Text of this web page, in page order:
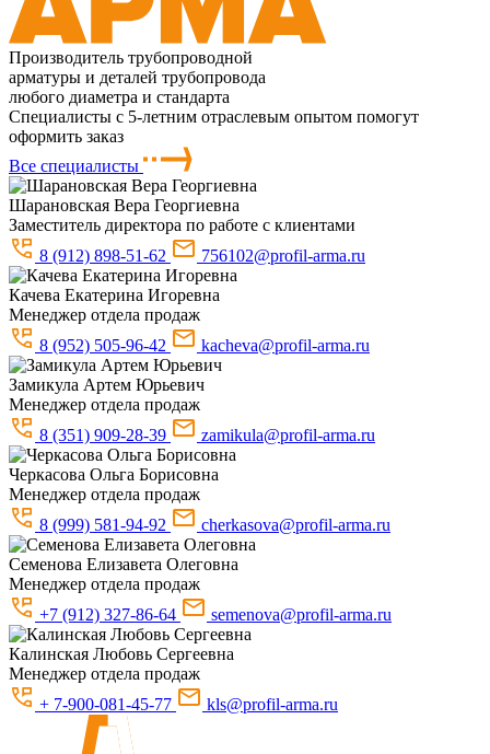
Производитель трубопроводной
арматуры и деталей трубопровода
любого диаметра и стандарта
Специалисты с 5-летним отраслевым опытом помогут
оформить заказ
Все специалисты
Шарановская Вера Георгиевна
Заместитель директора по работе с клиентами
8 (912) 898-51-62
756102@profil-arma.ru
Качева Екатерина Игоревна
Менеджер отдела продаж
8 (952) 505-96-42
kacheva@profil-arma.ru
Замикула Артем Юрьевич
Менеджер отдела продаж
8 (351) 909-28-39
zamikula@profil-arma.ru
Черкасова Ольга Борисовна
Менеджер отдела продаж
8 (999) 581-94-92
cherkasova@profil-arma.ru
Семенова Елизавета Олеговна
Менеджер отдела продаж
+7 (912) 327-86-64
semenova@profil-arma.ru
Калинская Любовь Сергеевна
Менеджер отдела продаж
+ 7-900-081-45-77
kls@profil-arma.ru